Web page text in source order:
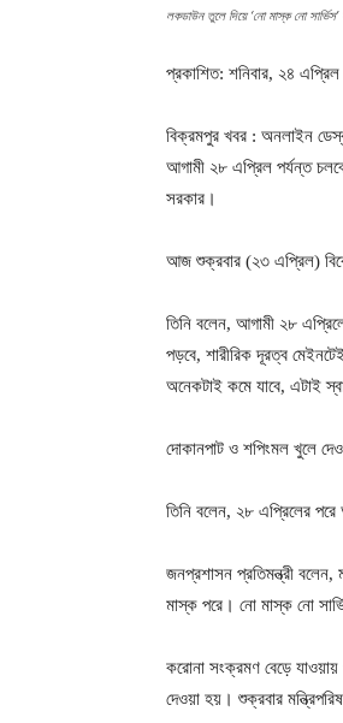
লকডাউন তুলে দিয়ে ‘নো মাস্ক নো সার্ভিস’
প্রকাশিত: শনিবার, ২৪
বিক্রমপুর খবর : অনলাইন
আগামী ২৮ এপ্রিল পর্যন্ত
সরকার।
আজ শুক্রবার (২৩ এপ্রিল)
তিনি বলেন, আগামী ২৮
পড়বে, শারীরিক দূরত্ব
অনেকটাই কমে যাবে, এটাই
দোকানপাট ও শপিংমল খুলে
তিনি বলেন, ২৮ এপ্রিলের
জনপ্রশাসন প্রতিমন্ত্রী
মাস্ক পরে। নো মাস্ক নো
করোনা সংক্রমণ বেড়ে
দেওয়া হয়। শুক্রবার